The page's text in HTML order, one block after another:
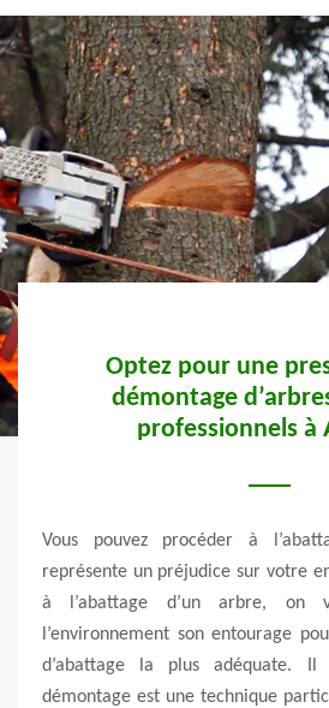
Optez pour une
démontage
professionnels à
Vous pouvez procéder à
représente un préjudice sur votre
à l’abattage d’un arbre, on
l’environnement son entourage
d’abattage la plus adéquate.
démontage est une technique